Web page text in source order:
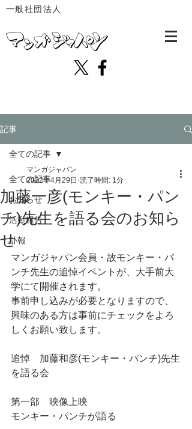
一般社団法人
記事
全ての記事
お知らせ
活動報告
訃報
全ての記事
加藤一彦(モンキー・パン
チ)先生を語る会のお知ら
せ
マンガジャパン
2022年4月29日 読了時間: 1分
マンガジャパン会員・故モンキー・パ
ンチ先生の追悼イベントが、大手前大
学にて開催されます。
事前申し込みが必要となりますので、
興味のある方は事前にチェックをよろ
しくお願い致します。
追悼　加藤和彦(モンキー・パンチ)先生
を語る会
第一部　映像上映
モンキー・パンチが語る